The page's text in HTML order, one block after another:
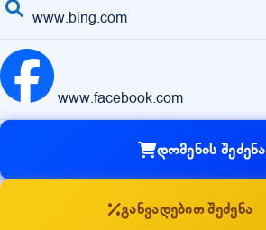
www.bing.com
www.facebook.com
დომენის შეძენა
განვადებით შეძენა